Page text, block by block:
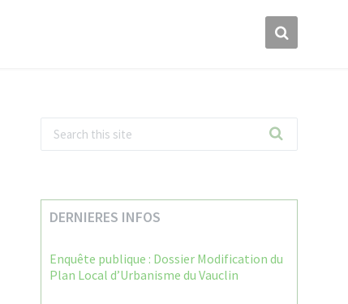
DERNIERES INFOS
Enquête publique : Dossier Modification du
Plan Local d’Urbanisme du Vauclin